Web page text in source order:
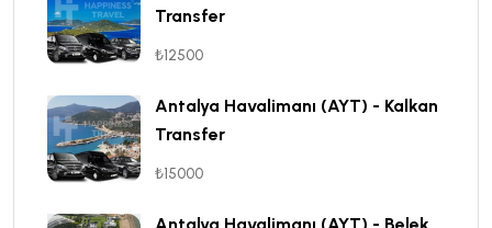
Transfer
₺12500
Antalya Havalimanı (AYT) - Kalkan
Transfer
₺15000